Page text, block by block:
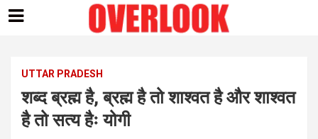
contentUTTAR PRADESH
शब्द ब्रह्म है, ब्रह्म है तो शाश्वत है और शाश्वत
है तो सत्य हैः योगी